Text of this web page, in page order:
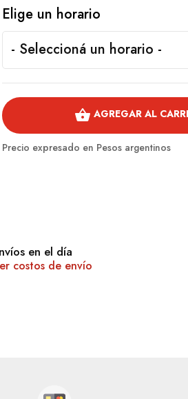
Elige un horario
shopping_basket AGREGAR AL
Precio expresado en Pesos argentinos
en el día
costos de envío